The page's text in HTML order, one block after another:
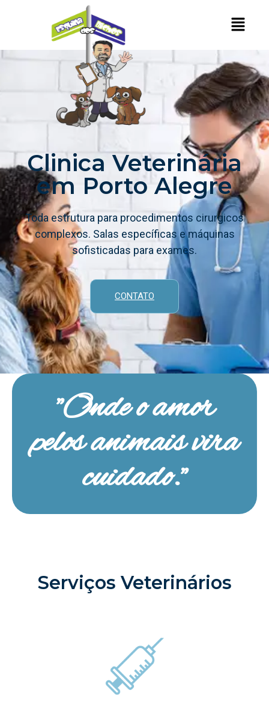
Clinica Veterinária
em Porto Alegre
Toda estrutura para procedimentos cirurgicos
complexos. Salas específicas e máquinas
sofisticadas para exames.
CONTATO
"Onde o amor
pelos animais vira
cuidado."
Serviços Veterinários